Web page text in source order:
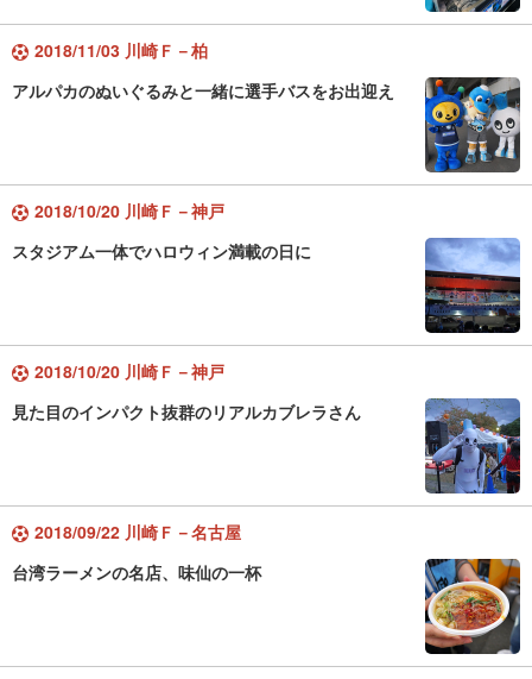
2018/11/03 川崎Ｆ－柏
アルパカのぬいぐるみと一緒に選手バスをお出迎え
2018/10/20 川崎Ｆ－神戸
スタジアム一体でハロウィン満載の日に
2018/10/20 川崎Ｆ－神戸
見た目のインパクト抜群のリアルカブレラさん
2018/09/22 川崎Ｆ－名古屋
台湾ラーメンの名店、味仙の一杯